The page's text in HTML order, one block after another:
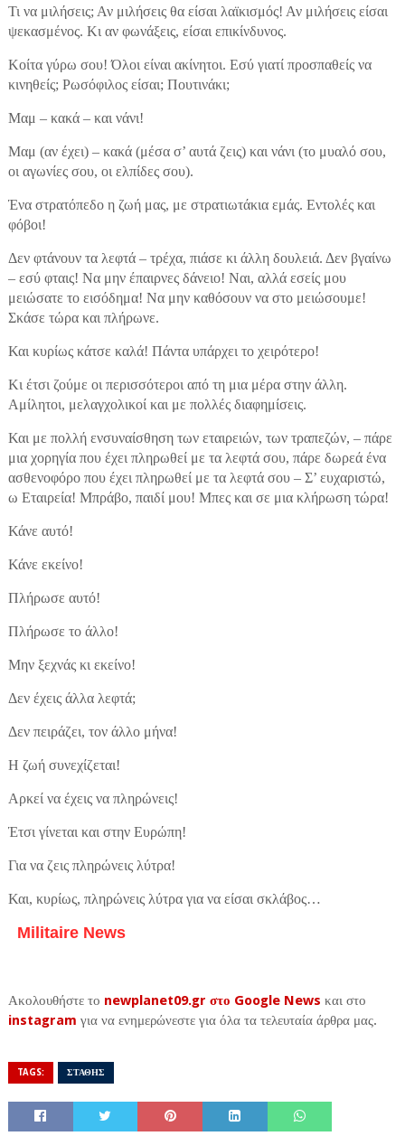
Τι να μιλήσεις; Αν μιλήσεις θα είσαι λαϊκισμός! Αν μιλήσεις είσαι
ψεκασμένος. Κι αν φωνάξεις, είσαι επικίνδυνος.
Κοίτα γύρω σου! Όλοι είναι ακίνητοι. Εσύ γιατί προσπαθείς να
κινηθείς; Ρωσόφιλος είσαι; Πουτινάκι;
Μαμ – κακά – και νάνι!
Μαμ (αν έχει) – κακά (μέσα σ’ αυτά ζεις) και νάνι (το μυαλό σου,
οι αγωνίες σου, οι ελπίδες σου).
Ένα στρατόπεδο η ζωή μας, με στρατιωτάκια εμάς. Εντολές και
φόβοι!
Δεν φτάνουν τα λεφτά – τρέχα, πιάσε κι άλλη δουλειά. Δεν βγαίνω
– εσύ φταις! Να μην έπαιρνες δάνειο! Ναι, αλλά εσείς μου
μειώσατε το εισόδημα! Να μην καθόσουν να στο μειώσουμε!
Σκάσε τώρα και πλήρωνε.
Και κυρίως κάτσε καλά! Πάντα υπάρχει το χειρότερο!
Κι έτσι ζούμε οι περισσότεροι από τη μια μέρα στην άλλη.
Αμίλητοι, μελαγχολικοί και με πολλές διαφημίσεις.
Και με πολλή ενσυναίσθηση των εταιρειών, των τραπεζών, – πάρε
μια χορηγία που έχει πληρωθεί με τα λεφτά σου, πάρε δωρεά ένα
ασθενοφόρο που έχει πληρωθεί με τα λεφτά σου – Σ’ ευχαριστώ,
ω Εταιρεία! Μπράβο, παιδί μου! Μπες και σε μια κλήρωση τώρα!
Κάνε αυτό!
Κάνε εκείνο!
Πλήρωσε αυτό!
Πλήρωσε το άλλο!
Μην ξεχνάς κι εκείνο!
Δεν έχεις άλλα λεφτά;
Δεν πειράζει, τον άλλο μήνα!
Η ζωή συνεχίζεται!
Αρκεί να έχεις να πληρώνεις!
Έτσι γίνεται και στην Ευρώπη!
Για να ζεις πληρώνεις λύτρα!
Και, κυρίως, πληρώνεις λύτρα για να είσαι σκλάβος…
Militaire News
Ακολουθήστε το newplanet09.gr στο Google News και στο
instagram για να ενημερώνεστε για όλα τα τελευταία άρθρα μας.
TAGS: ΣΤΑΘΗΣ